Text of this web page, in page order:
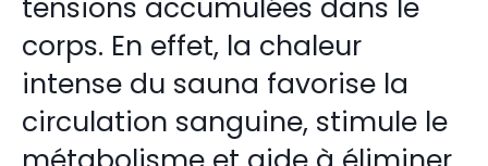
tensions accumulées dans le
corps. En effet, la chaleur
intense du sauna favorise la
circulation sanguine, stimule le